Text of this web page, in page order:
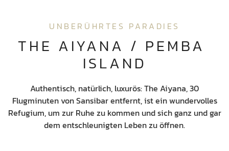
UNBERÜHRTES PARADIES
THE AIYANA / PEMBA
ISLAND
Authentisch, natürlich, luxurös: The Aiyana, 30
Flugminuten von Sansibar entfernt, ist ein wundervolles
Refugium, um zur Ruhe zu kommen und sich ganz und gar
dem entschleunigten Leben zu öffnen.